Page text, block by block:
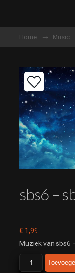
Home Music
sbs6 –
€ 1,99
Muziek van sbs6
-